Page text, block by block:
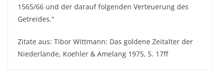
1565/66 und der darauf folgenden Verteuerung des
Getreides.“
Zitate aus: Tibor Wittmann: Das goldene Zeitalter der
Niederlande, Koehler & Amelang 1975, S. 17ff